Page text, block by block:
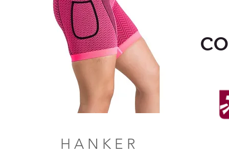
HANKER